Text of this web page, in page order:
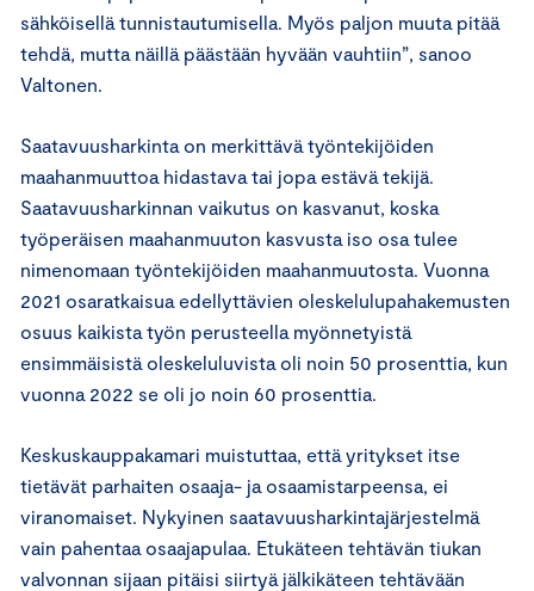
sähköisellä tunnistautumisella. Myös paljon muuta pitää
tehdä, mutta näillä päästään hyvään vauhtiin”, sanoo
Valtonen.
Saatavuusharkinta on merkittävä työntekijöiden
maahanmuuttoa hidastava tai jopa estävä tekijä.
Saatavuusharkinnan vaikutus on kasvanut, koska
työperäisen maahanmuuton kasvusta iso osa tulee
nimenomaan työntekijöiden maahanmuutosta. Vuonna
2021 osaratkaisua edellyttävien oleskelulupahakemusten
osuus kaikista työn perusteella myönnetyistä
ensimmäisistä oleskeluluvista oli noin 50 prosenttia, kun
vuonna 2022 se oli jo noin 60 prosenttia.
Keskuskauppakamari muistuttaa, että yritykset itse
tietävät parhaiten osaaja- ja osaamistarpeensa, ei
viranomaiset. Nykyinen saatavuusharkintajärjestelmä
vain pahentaa osaajapulaa. Etukäteen tehtävän tiukan
valvonnan sijaan pitäisi siirtyä jälkikäteen tehtävään